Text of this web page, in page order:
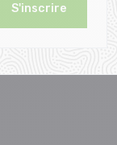
S'inscrire